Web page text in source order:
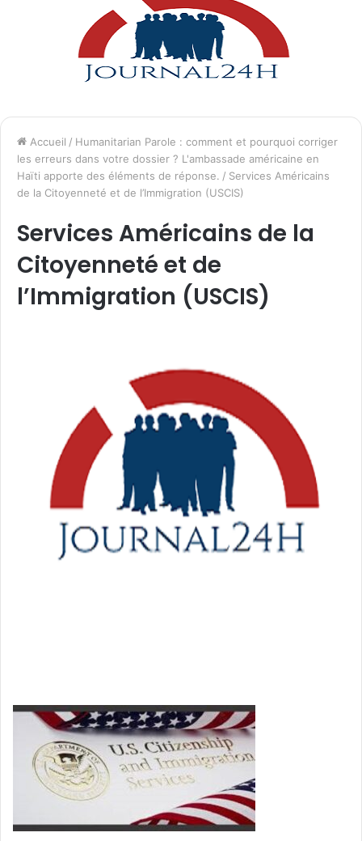
Accueil / Humanitarian Parole : comment et pourquoi corriger
les erreurs dans votre dossier ? L'ambassade américaine en
Haïti apporte des éléments de réponse. / Services Américains
de la Citoyenneté et de l’Immigration (USCIS)
Services Américains de la
Citoyenneté et de
l’Immigration (USCIS)